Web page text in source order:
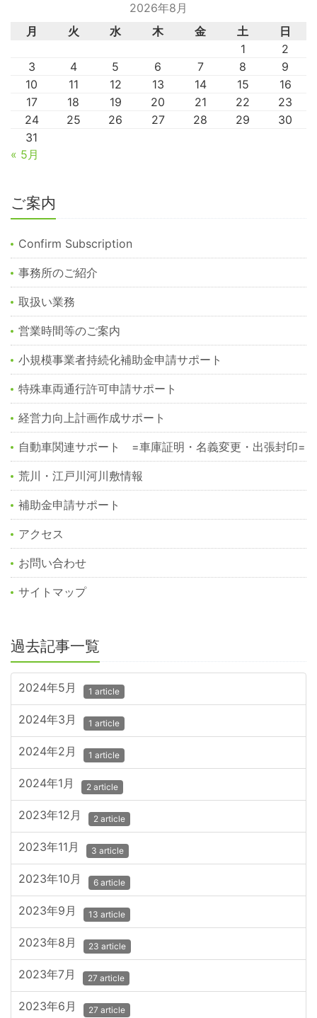
2026年8月
月
火 水 木 金 土
日
1
2
3
4 5 6 7 8
9
10
11 12 13 14 15
16
17
18 19 20 21 22
23
24
25 26 27 28 29
30
31
« 5月
ご案内
Confirm Subscription
事務所のご紹介
取扱い業務
営業時間等のご案内
小規模事業者持続化補助金申請サポート
特殊車両通行許可申請サポート
経営力向上計画作成サポート
自動車関連サポート =車庫証明・名義変更・出張封印=
荒川・江戸川河川敷情報
補助金申請サポート
アクセス
お問い合わせ
サイトマップ
過去記事一覧
2024年5月 1 article
2024年3月 1 article
2024年2月 1 article
2024年1月 2 article
2023年12月 2 article
2023年11月 3 article
2023年10月 6 article
2023年9月 13 article
2023年8月 23 article
2023年7月 27 article
2023年6月 27 article